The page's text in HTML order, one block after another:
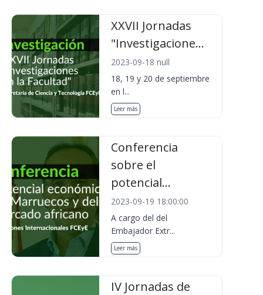
XXVII Jornadas
"Investigacione...
2023-09-18 null
18, 19 y 20 de septiembre
en l...
Leer más
Conferencia
sobre el
potencial...
2023-09-19 18:00:00
A cargo del del
Embajador Extr...
Leer más
IV Jornadas de